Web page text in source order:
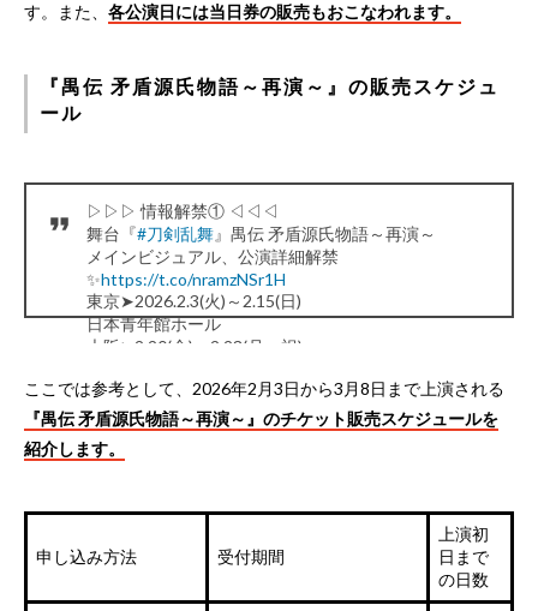
す。また、 各公演日には当日券の販売もおこなわれます。
『禺伝 矛盾源氏物語～再演～』の販売スケジュ
ール
▷▷▷ 情報解禁① ◁◁◁
舞台『#刀剣乱舞』禺伝 矛盾源氏物語～再演～
メインビジュアル、公演詳細解禁
✨https://t.co/nramzNSr1H
東京➤2026.2.3(火)～2.15(日)
日本青年館ホール
大阪➤2.20(金)～2.23(月・祝)
福岡➤3.6(金)～3.8(日)
福岡サンパレス ホテル＆ホール…
pic.twitter.com/Ztx57mb41W
— 舞台『刀剣乱舞』公式 (@stage_touken)
ここでは参考として、2026年2月3日から3月8日まで上演される
『禺伝 矛盾源氏物語～再演～』のチケット販売スケジュールを
紹介します。
申し込み方法 受付期間
上演初
日まで
の日数